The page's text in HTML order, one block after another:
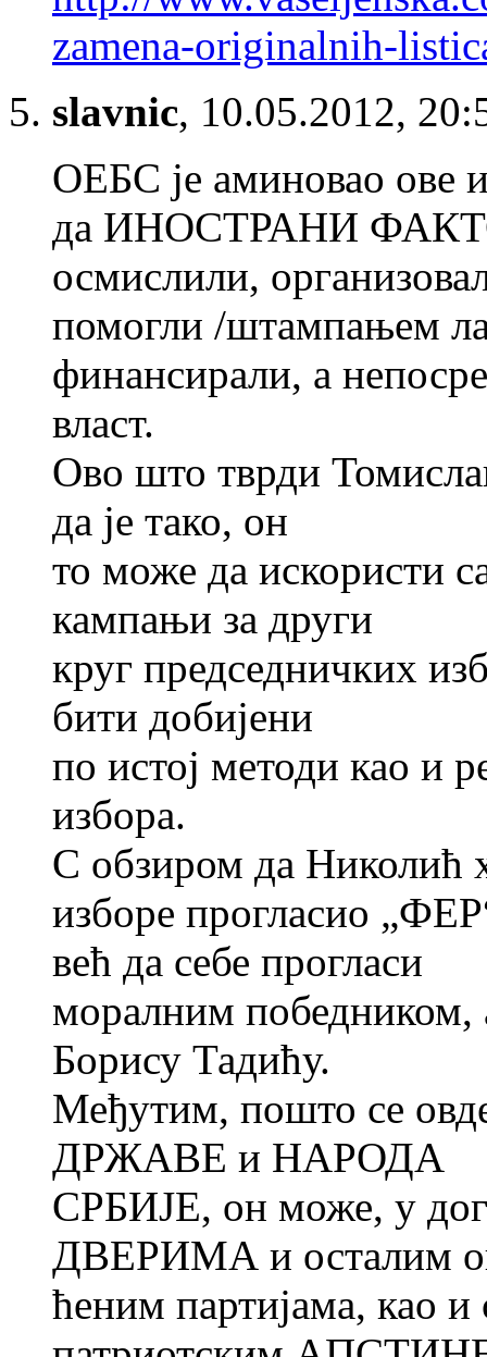
zamena-originalnih-
slavnic, 10.05.2012,
ОЕБС је аминовао ове
да ИНОСТРАНИ
осмислили,
помогли /штампањем
финансирали, а
власт.
Ово што тврди
да је тако, он
то може да искористи
кампањи за други
круг председничких
бити добијени
по истој методи као и
избора.
С обзиром да
изборе прогласио
већ да себе прогласи
моралним победником,
Борису Тадићу.
Међутим, пошто се
ДРЖАВЕ и НАРОДА
СРБИЈЕ, он може, у
ДВЕРИМА и осталим
ћеним партијама, као